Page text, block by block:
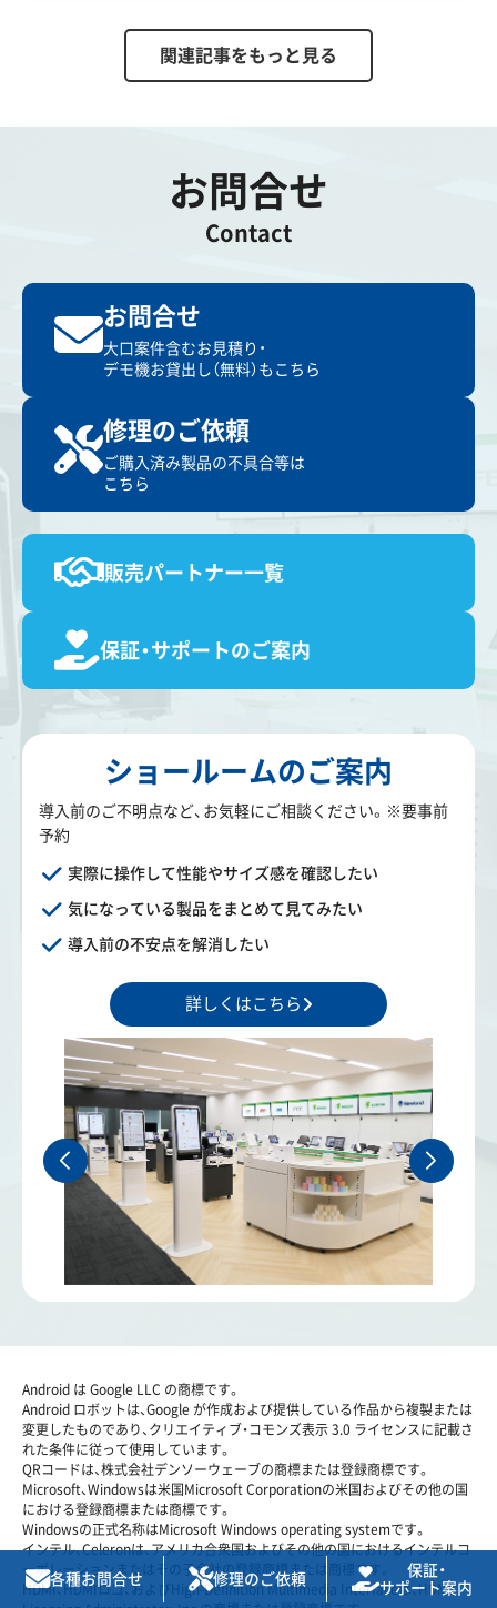
各種お問合せ 修理のご依頼
保証・
サポート案内
関連記事をもっと見る
お問合せ
Contact
お問合せ
大口案件含むお見積り・
デモ機お貸出し（無料）もこちら
修理のご依頼
ご購入済み製品の不具合等は
こちら
販売パートナー一覧
保証・サポートのご案内
ショールームのご案内
導入前のご不明点など、お気軽にご相談ください。※要事前
予約
実際に操作して性能やサイズ感を確認したい
気になっている製品をまとめて見てみたい
導入前の不安点を解消したい
詳しくはこちら
Android は Google LLC の商標です。
Android ロボットは、Google が作成および提供している作品から複製または
変更したものであり、クリエイティブ・コモンズ表示 3.0 ライセンスに記載さ
れた条件に従って使用しています。
QRコードは、株式会社デンソーウェーブの商標または登録商標です。
Microsoft、Windowsは米国Microsoft Corporationの米国およびその他の国
における登録商標または商標です。
Windowsの正式名称はMicrosoft Windows operating systemです。
インテル、Celeronは、アメリカ合衆国およびその他の国におけるインテルコ
ーポレーションまたはその子会社の登録商標または商標です。
HDMI、HDMIロゴ、およびHigh-Definition Multimedia Interfaceは、HDMI